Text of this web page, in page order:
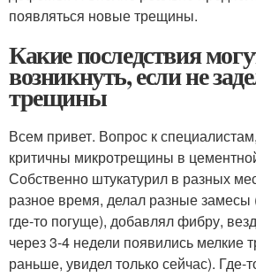
появляться новые трещины.
Какие последствия
возникнуть, если не
трещины
Всем привет. Вопрос к
критичны микротрещины в
Собственно штукатурил в разных
разное время, делал разные замесы
где-то погуще), добавлял фибру,
через 3-4 недели появились мелкие
раньше, увидел только сейчас). Где-